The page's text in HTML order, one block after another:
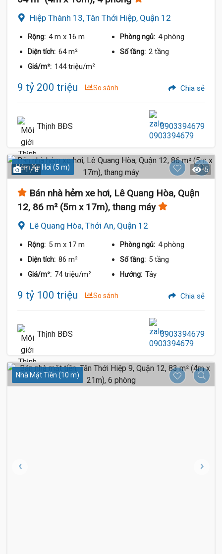
Hiệp Thành 13, Tân Thới Hiệp, Quận 12
Rộng: 4 m x 16 m Phòng ngủ: 4 phòng
Diện tích: 64 m² Số tầng: 2 tầng
Giá/m²: 144 triệu/m²
9 tỷ 200 triệu So sánh Chia sẻ
Thịnh BĐS 0903394679
Hẻm Xe Hơi (5 m)
1 / 8 5
Bán nhà hẻm xe hơi, Lê Quang Hòa, Quận
12, 86 m² (5m x 17m), thang máy
Lê Quang Hòa, Thới An, Quận 12
Rộng: 5 m x 17 m Phòng ngủ: 4 phòng
Diện tích: 86 m² Số tầng: 5 tầng
Giá/m²: 74 triệu/m² Hướng: Tây
9 tỷ 100 triệu So sánh Chia sẻ
Thịnh BĐS 0903394679
Nhà Mặt Tiền (10 m)